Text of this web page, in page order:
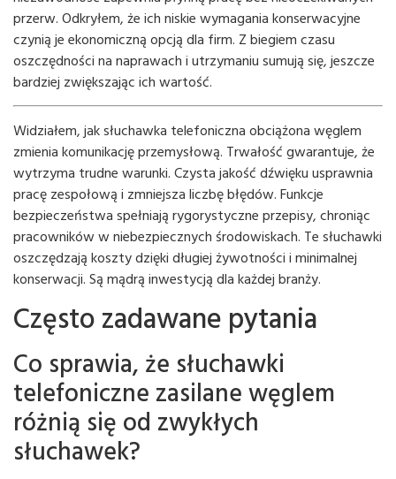
przerw. Odkryłem, że ich niskie wymagania konserwacyjne
czynią je ekonomiczną opcją dla firm. Z biegiem czasu
oszczędności na naprawach i utrzymaniu sumują się, jeszcze
bardziej zwiększając ich wartość.
Widziałem, jak słuchawka telefoniczna obciążona węglem
zmienia komunikację przemysłową. Trwałość gwarantuje, że
wytrzyma trudne warunki. Czysta jakość dźwięku usprawnia
pracę zespołową i zmniejsza liczbę błędów. Funkcje
bezpieczeństwa spełniają rygorystyczne przepisy, chroniąc
pracowników w niebezpiecznych środowiskach. Te słuchawki
oszczędzają koszty dzięki długiej żywotności i minimalnej
konserwacji. Są mądrą inwestycją dla każdej branży.
Często zadawane pytania
Co sprawia, że ​​słuchawki
telefoniczne zasilane węglem
różnią się od zwykłych
słuchawek?